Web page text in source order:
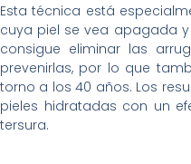
Esta técnica está
cuya piel se vea apagada
consigue eliminar las
prevenirlas, por lo que
torno a los 40 años. Los
pieles hidratadas con un
tersura.